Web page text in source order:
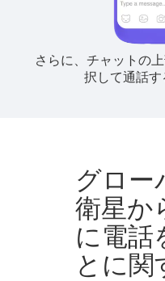
さらに、チャットの
択して通話す
グロー
衛星か
に電話
とに関